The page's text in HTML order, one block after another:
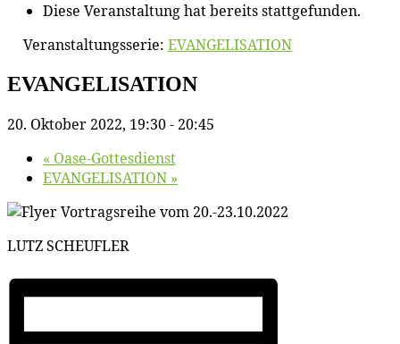
Diese Veranstaltung hat bereits stattgefunden.
Veranstaltungsserie: EVANGELISATION
EVANGELISATION
20. Oktober 2022, 19:30- 20:45
« Oa­se-Got­tes­dienst
EVANGELISATION »
LUTZ SCHEUFLER